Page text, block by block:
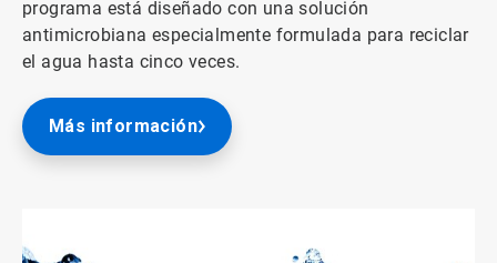
programa está diseñado con una solución
antimicrobiana especialmente formulada para reciclar
el agua hasta cinco veces.
Más información